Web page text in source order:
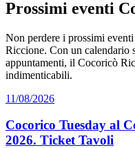
Prossimi eventi
Non perdere i prossimi
Riccione. Con un calendario
appuntamenti, il Cocoricò
indimenticabili.
11/08/2026
Cocorico Tuesday al
2026. Ticket Tavoli